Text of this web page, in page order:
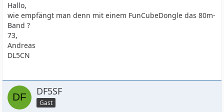
Hallo,
wie empfängt man denn mit einem FunCubeDongle das 80m-
Band ?
73,
Andreas
DL5CN
DF5SF
Gast